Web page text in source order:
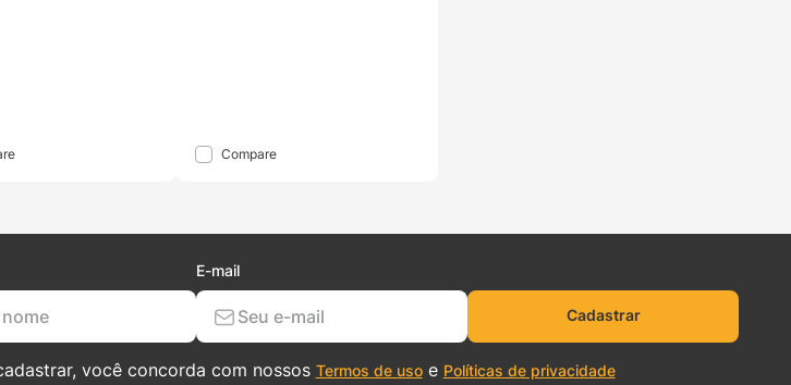
Compare
E-mail
Cadastrar
você concorda com nossos Termos de usoe Políticas de privacidade